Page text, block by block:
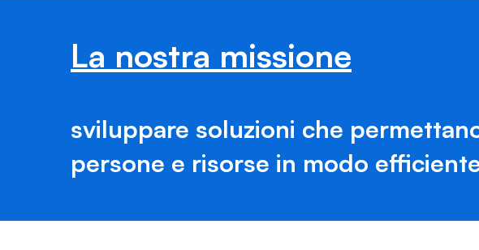
La nostra missione
sviluppare soluzioni che
persone e risorse in modo